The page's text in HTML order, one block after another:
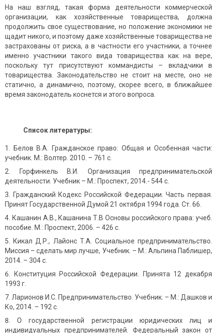
На наш взгляд, такая форма деятельности коммерческой
организации, как хозяйственные товарищества, должна
продолжить свое существование, но положение экономики не
щадит никого, и поэтому даже хозяйственные товарищества не
застрахованы от риска, а в частности его участники, а точнее
именно участники такого вида товарищества как на вере,
поскольку тут присутствуют коммандисты – вкладчики в
товарищества. Законодательство не стоит на месте, оно не
статично, а динамично, поэтому, скорее всего, в ближайшее
время законодатель коснется и этого вопроса.
Список литературы:
Белов В.А. Гражданское право: Общая и Особенная части:
учебник. М.: Волтер. 2010. – 761 с.
Горфинкель В.И. Организация предпринимательской
деятельности. Учебник – М.: Проспект, 2014.- 544 с.
Гражданский Кодекс Российской Федерации. Часть первая.
Принят Государственной Думой 21 октября 1994 года. Ст. 66.
Кашанин А.В., Кашанина Т.В Основы российского права: учеб.
пособие. М.: Проспект, 2006. – 426 с.
Кикал Д.Р., Лайонс Т.А. Социальное предпринимательство.
Миссия – сделать мир лучше, Учебник. – М.: Альпина Паблишер,
2014. – 304 с.
Конституция Российской Федерации. Принята 12 декабря
1993 г.
Ларионов И.С. Предпринимательство. Учебник. – М.: Дашков и
Ко, 2014. – 192 с.
О государственной регистрации юридических лиц и
индивидуальных предпринимателей. Федеральный закон от